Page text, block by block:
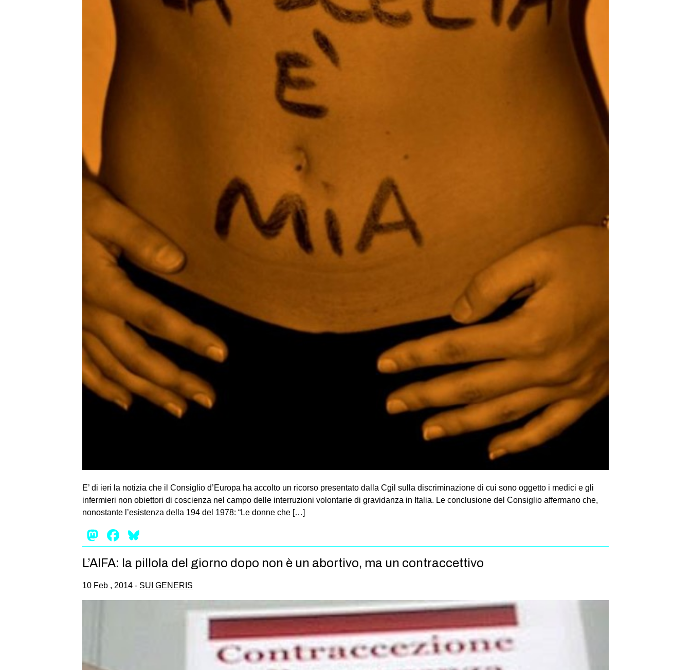
E’ di ieri la notizia che il Consiglio d’Europa ha accolto un ricorso presentato dalla Cgil sulla discriminazione di cui sono oggetto i medici e gli
infermieri non obiettori di coscienza nel campo delle interruzioni volontarie di gravidanza in Italia. Le conclusione del Consiglio affermano che,
nonostante l’esistenza della 194 del 1978: “Le donne che […]
Mastodon
Facebook
L’AIFA: la pillola del giorno dopo non è un abortivo, ma un contraccettivo
10 Feb , 2014 - SUI GENERIS